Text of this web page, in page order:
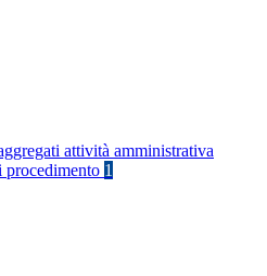
attività amministrativa
1